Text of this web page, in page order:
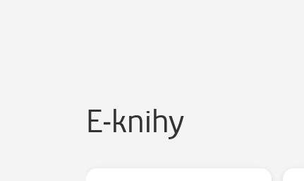
E-knihy